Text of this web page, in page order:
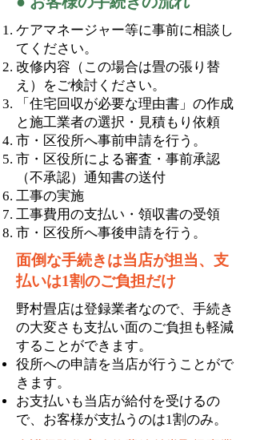
ケアマネージャー等に事前に相談し
てください。
改修内容（この場合は畳の張り替
え）をご検討ください。
「住宅回収が必要な理由書」の作成
と施工業者の選択・見積もり依頼
市・区役所へ事前申請を行う。
市・区役所による審査・事前承認
（不承認）通知書の送付
工事の実施
工事費用の支払い・領収書の受領
市・区役所へ事後申請を行う。
面倒な手続きは当店が担当、支
払いは1割のご負担だけ
野村畳店は登録業者なので、 ​手続き
の大変さも支払い面のご負担も軽減
することができます。
役所への申請を当店が行うことがで
きます。
お支払いも当店が給付を受けるの
で、お客様が支払うのは1割のみ。